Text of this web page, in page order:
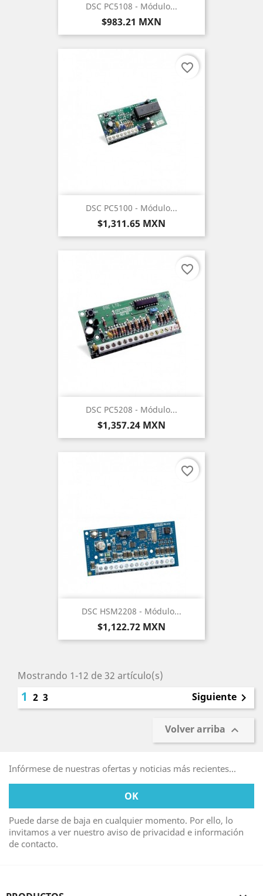
DSC PC5108 - Módulo...
Precio
$983.21 MXN
DSC PC5100 - Módulo...
Precio
$1,311.65 MXN
favorite_border
DSC PC5208 - Módulo...
Precio
$1,357.24 MXN
favorite_border
DSC HSM2208 - Módulo...
Precio
$1,122.72 MXN
favorite_border
Mostrando 1-12 de 32 artículo(s)
1 2 3 Siguiente 
Volver arriba 
Infórmese de nuestras ofertas y noticias más recientes...
Puede darse de baja en cualquier momento. Por ello, lo
invitamos a ver nuestro aviso de privacidad e información
de contacto.